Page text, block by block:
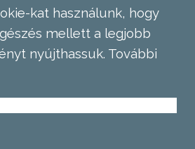
kat használunk, hogy
mellett a legjobb
nyújthassuk. További